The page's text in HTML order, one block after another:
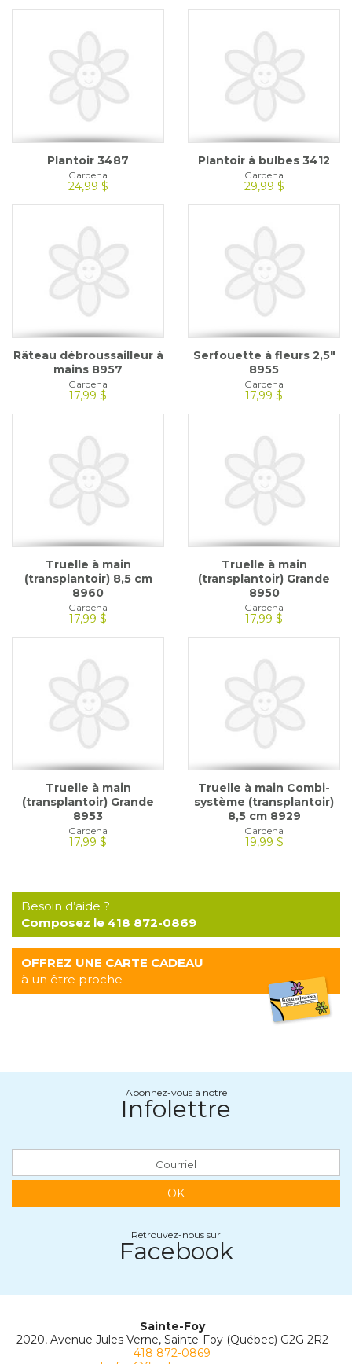
Plantoir 3487
Gardena
24,99 $
Plantoir à bulbes 3412
Gardena
29,99 $
Râteau débroussailleur à
mains 8957
Gardena
17,99 $
Serfouette à fleurs 2,5"
8955
Gardena
17,99 $
Truelle à main
(transplantoir) 8,5 cm
8960
Gardena
17,99 $
Truelle à main
(transplantoir) Grande
8950
Gardena
17,99 $
Truelle à main
(transplantoir) Grande
8953
Gardena
17,99 $
Truelle à main Combi-
système (transplantoir)
8,5 cm 8929
Gardena
19,99 $
Besoin d’aide ?
Composez le 418 872-0869
OFFREZ UNE CARTE CADEAU
à un être proche
Abonnez-vous à notre
Infolettre
OK
Retrouvez-nous sur
Facebook
Sainte-Foy
2020, Avenue Jules Verne, Sainte-Foy (Québec) G2G 2R2
418 872-0869